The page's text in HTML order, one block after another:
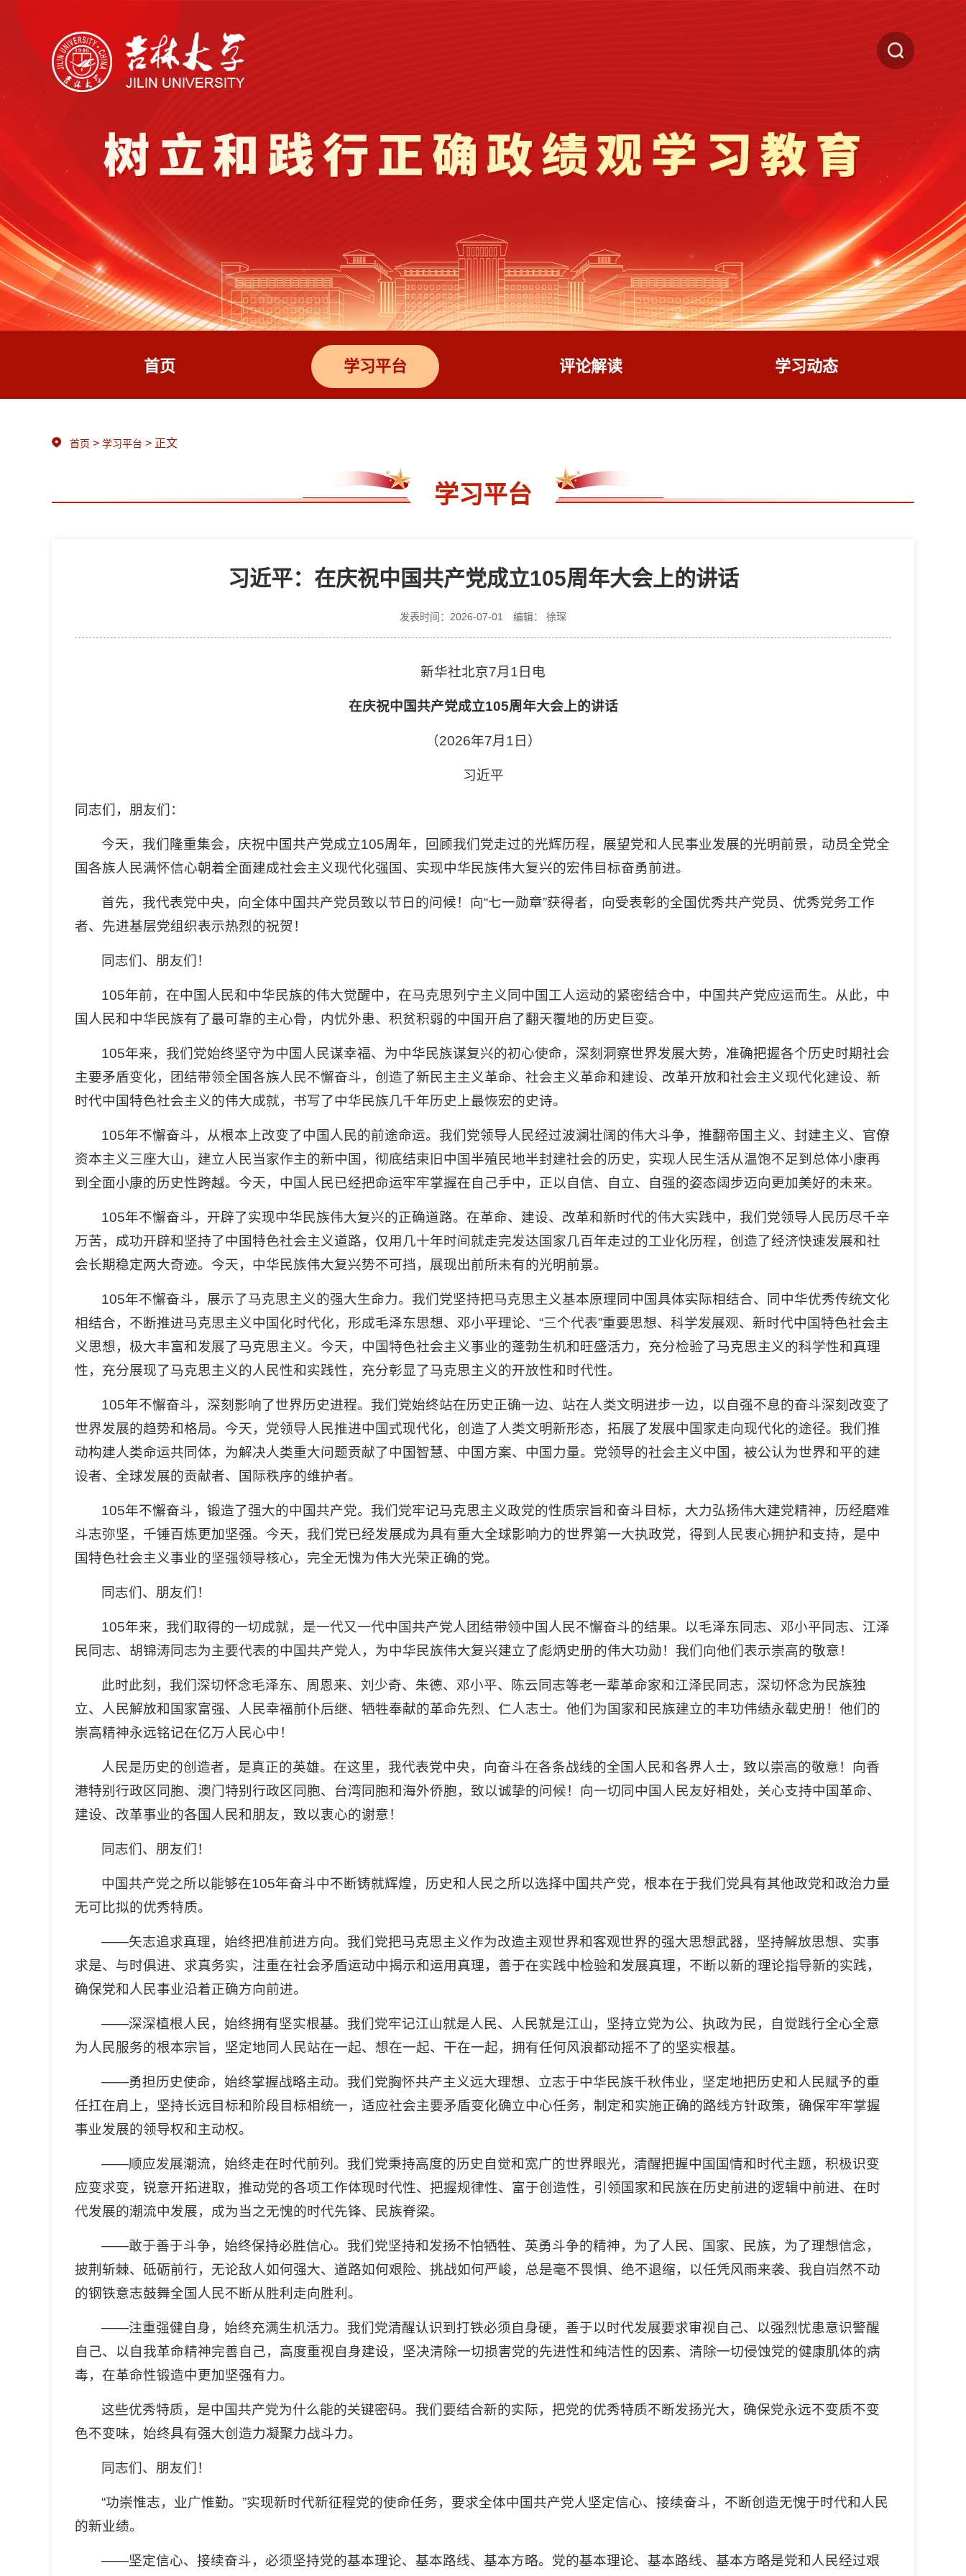
首页 学习平台 评论解读 学习动态
首页 > 学习平台 > 正文
学习平台
习近平：在庆祝中国共产党成立105周年大会上的讲话
发表时间：2026-07-01 编辑： 徐琛
新华社北京7月1日电
在庆祝中国共产党成立105周年大会上的讲话
（2026年7月1日）
习近平
同志们，朋友们：
今天，我们隆重集会，庆祝中国共产党成立105周年，回顾我们党走过的光辉历程，展望党和人民事业发展的光明前景，动员全党全
国各族人民满怀信心朝着全面建成社会主义现代化强国、实现中华民族伟大复兴的宏伟目标奋勇前进。
首先，我代表党中央，向全体中国共产党员致以节日的问候！向“七一勋章”获得者，向受表彰的全国优秀共产党员、优秀党务工作
者、先进基层党组织表示热烈的祝贺！
同志们、朋友们！
105年前，在中国人民和中华民族的伟大觉醒中，在马克思列宁主义同中国工人运动的紧密结合中，中国共产党应运而生。从此，中
国人民和中华民族有了最可靠的主心骨，内忧外患、积贫积弱的中国开启了翻天覆地的历史巨变。
105年来，我们党始终坚守为中国人民谋幸福、为中华民族谋复兴的初心使命，深刻洞察世界发展大势，准确把握各个历史时期社会
主要矛盾变化，团结带领全国各族人民不懈奋斗，创造了新民主主义革命、社会主义革命和建设、改革开放和社会主义现代化建设、新
时代中国特色社会主义的伟大成就，书写了中华民族几千年历史上最恢宏的史诗。
105年不懈奋斗，从根本上改变了中国人民的前途命运。我们党领导人民经过波澜壮阔的伟大斗争，推翻帝国主义、封建主义、官僚
资本主义三座大山，建立人民当家作主的新中国，彻底结束旧中国半殖民地半封建社会的历史，实现人民生活从温饱不足到总体小康再
到全面小康的历史性跨越。今天，中国人民已经把命运牢牢掌握在自己手中，正以自信、自立、自强的姿态阔步迈向更加美好的未来。
105年不懈奋斗，开辟了实现中华民族伟大复兴的正确道路。在革命、建设、改革和新时代的伟大实践中，我们党领导人民历尽千辛
万苦，成功开辟和坚持了中国特色社会主义道路，仅用几十年时间就走完发达国家几百年走过的工业化历程，创造了经济快速发展和社
会长期稳定两大奇迹。今天，中华民族伟大复兴势不可挡，展现出前所未有的光明前景。
105年不懈奋斗，展示了马克思主义的强大生命力。我们党坚持把马克思主义基本原理同中国具体实际相结合、同中华优秀传统文化
相结合，不断推进马克思主义中国化时代化，形成毛泽东思想、邓小平理论、“三个代表”重要思想、科学发展观、新时代中国特色社会主
义思想，极大丰富和发展了马克思主义。今天，中国特色社会主义事业的蓬勃生机和旺盛活力，充分检验了马克思主义的科学性和真理
性，充分展现了马克思主义的人民性和实践性，充分彰显了马克思主义的开放性和时代性。
105年不懈奋斗，深刻影响了世界历史进程。我们党始终站在历史正确一边、站在人类文明进步一边，以自强不息的奋斗深刻改变了
世界发展的趋势和格局。今天，党领导人民推进中国式现代化，创造了人类文明新形态，拓展了发展中国家走向现代化的途径。我们推
动构建人类命运共同体，为解决人类重大问题贡献了中国智慧、中国方案、中国力量。党领导的社会主义中国，被公认为世界和平的建
设者、全球发展的贡献者、国际秩序的维护者。
105年不懈奋斗，锻造了强大的中国共产党。我们党牢记马克思主义政党的性质宗旨和奋斗目标，大力弘扬伟大建党精神，历经磨难
斗志弥坚，千锤百炼更加坚强。今天，我们党已经发展成为具有重大全球影响力的世界第一大执政党，得到人民衷心拥护和支持，是中
国特色社会主义事业的坚强领导核心，完全无愧为伟大光荣正确的党。
同志们、朋友们！
105年来，我们取得的一切成就，是一代又一代中国共产党人团结带领中国人民不懈奋斗的结果。以毛泽东同志、邓小平同志、江泽
民同志、胡锦涛同志为主要代表的中国共产党人，为中华民族伟大复兴建立了彪炳史册的伟大功勋！我们向他们表示崇高的敬意！
此时此刻，我们深切怀念毛泽东、周恩来、刘少奇、朱德、邓小平、陈云同志等老一辈革命家和江泽民同志，深切怀念为民族独
立、人民解放和国家富强、人民幸福前仆后继、牺牲奉献的革命先烈、仁人志士。他们为国家和民族建立的丰功伟绩永载史册！他们的
崇高精神永远铭记在亿万人民心中！
人民是历史的创造者，是真正的英雄。在这里，我代表党中央，向奋斗在各条战线的全国人民和各界人士，致以崇高的敬意！向香
港特别行政区同胞、澳门特别行政区同胞、台湾同胞和海外侨胞，致以诚挚的问候！向一切同中国人民友好相处，关心支持中国革命、
建设、改革事业的各国人民和朋友，致以衷心的谢意！
同志们、朋友们！
中国共产党之所以能够在105年奋斗中不断铸就辉煌，历史和人民之所以选择中国共产党，根本在于我们党具有其他政党和政治力量
无可比拟的优秀特质。
——矢志追求真理，始终把准前进方向。我们党把马克思主义作为改造主观世界和客观世界的强大思想武器，坚持解放思想、实事
求是、与时俱进、求真务实，注重在社会矛盾运动中揭示和运用真理，善于在实践中检验和发展真理，不断以新的理论指导新的实践，
确保党和人民事业沿着正确方向前进。
——深深植根人民，始终拥有坚实根基。我们党牢记江山就是人民、人民就是江山，坚持立党为公、执政为民，自觉践行全心全意
为人民服务的根本宗旨，坚定地同人民站在一起、想在一起、干在一起，拥有任何风浪都动摇不了的坚实根基。
——勇担历史使命，始终掌握战略主动。我们党胸怀共产主义远大理想、立志于中华民族千秋伟业，坚定地把历史和人民赋予的重
任扛在肩上，坚持长远目标和阶段目标相统一，适应社会主要矛盾变化确立中心任务，制定和实施正确的路线方针政策，确保牢牢掌握
事业发展的领导权和主动权。
——顺应发展潮流，始终走在时代前列。我们党秉持高度的历史自觉和宽广的世界眼光，清醒把握中国国情和时代主题，积极识变
应变求变，锐意开拓进取，推动党的各项工作体现时代性、把握规律性、富于创造性，引领国家和民族在历史前进的逻辑中前进、在时
代发展的潮流中发展，成为当之无愧的时代先锋、民族脊梁。
——敢于善于斗争，始终保持必胜信心。我们党坚持和发扬不怕牺牲、英勇斗争的精神，为了人民、国家、民族，为了理想信念，
披荆斩棘、砥砺前行，无论敌人如何强大、道路如何艰险、挑战如何严峻，总是毫不畏惧、绝不退缩，以任凭风雨来袭、我自岿然不动
的钢铁意志鼓舞全国人民不断从胜利走向胜利。
——注重强健自身，始终充满生机活力。我们党清醒认识到打铁必须自身硬，善于以时代发展要求审视自己、以强烈忧患意识警醒
自己、以自我革命精神完善自己，高度重视自身建设，坚决清除一切损害党的先进性和纯洁性的因素、清除一切侵蚀党的健康肌体的病
毒，在革命性锻造中更加坚强有力。
这些优秀特质，是中国共产党为什么能的关键密码。我们要结合新的实际，把党的优秀特质不断发扬光大，确保党永远不变质不变
色不变味，始终具有强大创造力凝聚力战斗力。
同志们、朋友们！
“功崇惟志，业广惟勤。”实现新时代新征程党的使命任务，要求全体中国共产党人坚定信心、接续奋斗，不断创造无愧于时代和人民
的新业绩。
——坚定信心、接续奋斗，必须坚持党的基本理论、基本路线、基本方略。党的基本理论、基本路线、基本方略是党和人民经过艰